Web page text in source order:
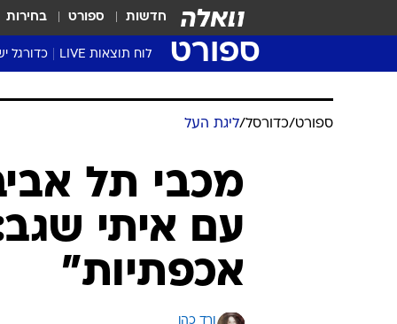
חדשות ספורט בחירות
ספורט לוח תוצאות LIVE כדורגל
שגרירים
נבחרות
ליגה
ספורט/כדורסל/ליגת העל
מכבי תל
עם איתי
אכפתיות"
ורד כהן